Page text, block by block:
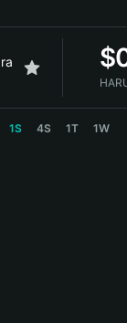
$
1S 4S 1T 1W